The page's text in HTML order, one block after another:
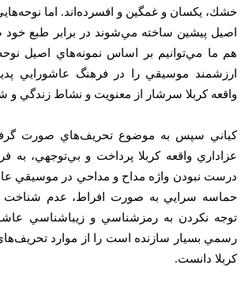
يكسان و غمگين و افسرده‌اند. اما نوحه‌هايي
پيشين ساخته مي‌شوند در برابر طبع خود
ما مي‌توانيم بر اساس نمونه‌هاي اصيل
موسيقي را در فرهنگ عاشورايي پديد
كربلا سرشار از معنويت و نشاط زندگي و
سپس به موضوع تحريف‌هاي صورت
واقعه كربلا پرداخت و بي‌توجهي، به
نبودن واژه مداح و مداحي در موسيقي
سرايي به صورت افراط، عدم شناخت
نكردن به رمزشناسي و زيباشناسي
بسيار سازنده است را از موارد تحريف‌هاي
دانست.